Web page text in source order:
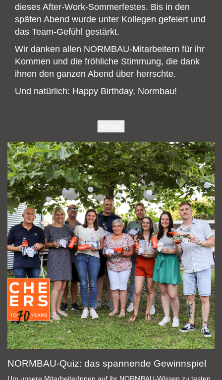
dieses After-Work-Sommerfestes. Bis in den
späten Abend wurde unter Kollegen gefeiert und
das Team-Gefühl gestärkt.
Wir danken allen NORMBAU-Mitarbeitern für ihr
Kommen und die fröhliche Stimmung, die dank
ihnen den ganzen Abend über herrschte.
Und natürlich: Happy Birthday, Normbau!
Leckeres Streetfood für den (großen) Hunger
Burger und Pommes - was braucht man mehr? In